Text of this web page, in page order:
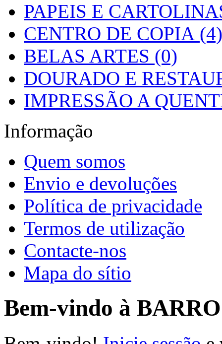
PAPEIS E
CENTRO DE COPIA (4)
BELAS ARTES (0)
DOURADO E
IMPRESSÃO A
Informação
Quem somos
Envio e devoluções
Política de privacidade
Termos de utilização
Contacte-nos
Mapa do sítio
Bem-vindo à